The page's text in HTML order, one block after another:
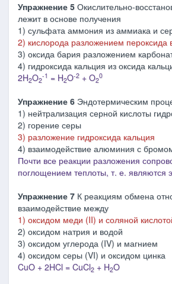
Упражнение 5 Окислительно-
лежит в основе получения
1) сульфата аммония из аммиака и
2) кислорода разложением пероксида
3) оксида бария разложением
4) гидроксида кальция из оксида
2H2O2
-1 = H2O-2 + O2
0
Упражнение 6 Эндотермическим
1) нейтрализация серной кислоты
2) горение серы
3) разложение гидроксида кальция
4) взаимодействие алюминия с
Почти все реакции разложения
поглощением теплоты, т. е. являются
Упражнение 7 К реакциям обмена
взаимодействие между
1) оксидом меди (II) и соляной
2) оксидом натрия и водой
3) оксидом углерода (IV) и магнием
4) оксидом серы (VI) и оксидом цинка
CuO + 2HCl = CuCl2 + H2O